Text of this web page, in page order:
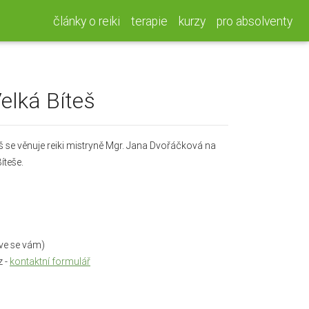
články o reiki terapie kurzy pro absolventy
Bíteš
se věnuje reiki mistryně Mgr. Jana Dvořáčková na
se vám)
- kontaktní formulář